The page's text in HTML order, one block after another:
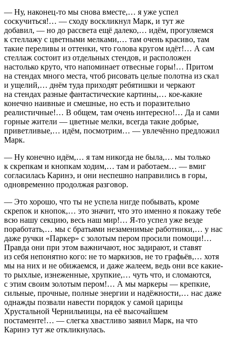
— Ну, наконец-то мы снова вместе,… я уже успел
соскучиться!… — сходу воскликнул Марк, и тут же
добавил, — но до рассвета ещё далеко,… идём, прогуляемся
к стеллажу с цветными мелками,… там очень красиво, там
такие переливы и оттенки, что голова кругом идёт!… А сам
стеллаж состоит из отдельных стендов, и расположен
настолько круто, что напоминает отвесные горы!… Притом
на стендах много места, чтоб рисовать целые полотна из скал
и ущелий,… днём туда приходят ребятишки и черкают
на стендах разные фантастические картины,… кое-какие
конечно наивные и смешные, но есть и поразительно
реалистичные!… В общем, там очень интересно!… Да и сами
горные жители — цветные мелки, всегда такие добрые,
приветливые,… идём, посмотрим… — увлечённо предложил
Марк.
— Ну конечно идём,… я там никогда не была,… мы только
к скрепкам и кнопкам ходим,… там и работаем… — вмиг
согласилась Каринэ, и они неспешно направились в горы,
одновременно продолжая разговор.
— Это хорошо, что ты не успела нигде побывать, кроме
скрепок и кнопок,… это значит, что это именно я покажу тебе
всю нашу секцию, весь наш мир!… Я-то успел уже везде
поработать,… мы с братьями незаменимые работники,… у нас
даже ручки «Паркер» с золотым пером просили помощи!…
Правда они при этом важничают, нос задирают, и ставят
из себя непонятно кого: не то маркизов, не то графьёв,… хотя
мы на них и не обижаемся, и даже жалеем, ведь они все какие-
то рыхлые, изнеженные, хрупкие,… чуть что, и сломаются,
с этим своим золотым пером!… А мы маркеры — крепкие,
сильные, прочные, полные энергии и надёжности,… нас даже
однажды позвали навести порядок у самой царицы
Хрустальной Чернильницы, на её высочайшем
постаменте!… — слегка хвастливо заявил Марк, на что
Каринэ тут же откликнулась.